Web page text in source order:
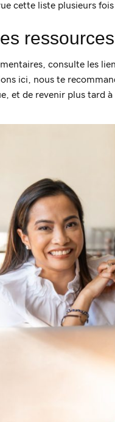
cette liste plusieurs
consulte les
ici, nous te
et de revenir plus tard